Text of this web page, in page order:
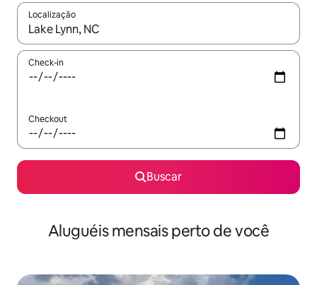
Localização
Quando os resultados estiverem disponíveis, explore-os
Check-in
Checkout
Buscar
Aluguéis mensais perto de você